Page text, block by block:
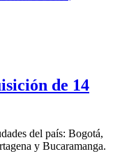
de 14
del país: Bogotá,
y Bucaramanga.